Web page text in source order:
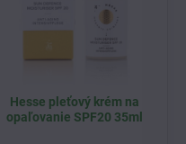
Hesse pleťový krém na
opaľovanie SPF20 35ml